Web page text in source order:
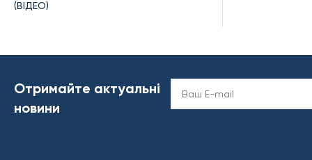
(ВІДЕО)
Отримайте актуальні
новини